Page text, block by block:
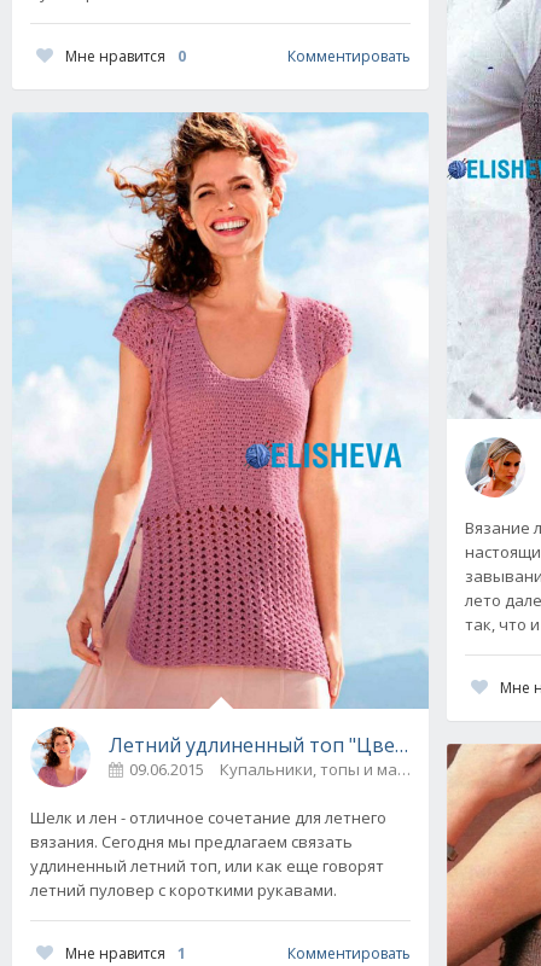
Мне нравится 0 Комментировать
Летний удлиненный топ "Цветок на удачу"
09.06.2015 Купальники, топы и майки
Шелк и лен - отличное сочетание для летнего
вязания. Сегодня мы предлагаем связать
удлиненный летний топ, или как еще говорят
летний пуловер с короткими рукавами.
Мне нравится 1 Комментировать
Вязание
лето
так, что и
Мне